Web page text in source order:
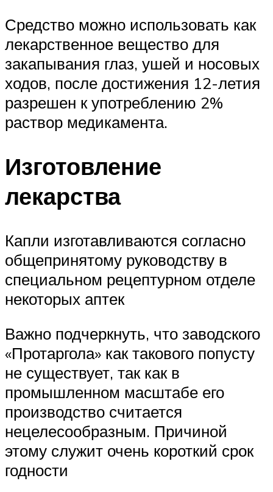
Средство можно использовать как
лекарственное вещество для
закапывания глаз, ушей и носовых
ходов, после достижения 12-летия
разрешен к употреблению 2%
раствор медикамента.
Изготовление
лекарства
Капли изготавливаются согласно
общепринятому руководству в
специальном рецептурном отделе
некоторых аптек
Важно подчеркнуть, что заводского
«Протаргола» как такового попусту
не существует, так как в
промышленном масштабе его
производство считается
нецелесообразным. Причиной
этому служит очень короткий срок
годности